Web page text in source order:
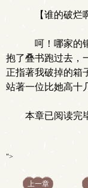
【谁的破烂
呵！哪家的
抱了叠书跑过去，
正指著我破掉的箱
站著一位比她高十
本章已阅读完
">
上一章